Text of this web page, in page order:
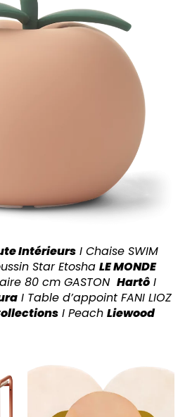
IntérieursI Chaise SWIM
Star Etosha LE MONDE
80 cm GASTON Hartô I
I Table d’appoint FANI LIOZ
I Peach Liewood